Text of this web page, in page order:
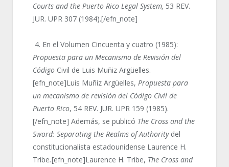
Courts and the Puerto Rico Legal System, 53 REV.
JUR. UPR 307 (1984).[/efn_note]
4. En el Volumen Cincuenta y cuatro (1985):
Propuesta para un Mecanismo de Revisión del
Código Civil de Luis Muñiz Argüelles.
[efn_note]Luis Muñiz Argüelles, Propuesta para
un mecanismo de revisión del Código Civil de
Puerto Rico, 54 REV. JUR. UPR 159 (1985).
[/efn_note] Además, se publicó The Cross and the
Sword: Separating the Realms of Authoritydel
constitucionalista estadounidense Laurence H.
Tribe.[efn_note]Laurence H. Tribe, The Cross and